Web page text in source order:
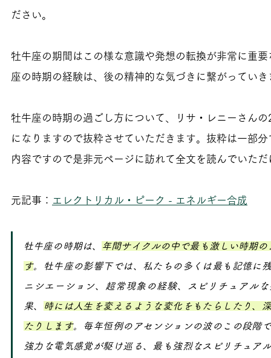
ださい。
牡牛座の期間はこの様な意識や発想の転換が非常に重
座の時期の経験は、後の精神的な気づきに繋がっていき
牡牛座の時期の過ごし方について、リサ・レニーさん
になりますので抜粋させていただきます。抜粋は一部
内容ですので是非元ページに訪れて全文を読んでいた
元記事： エレクトリカル・ピーク - エネルギー合成
牡牛座の時期は、 年間サイクルの中で最も激しい時期
す。牡牛座の影響下では、私たちの多くは最も記憶に
ニシエーション、超常現象の経験、スピリチュアル
果、 時には人生を変えるような変化をもたらしたり、
たりします。毎年恒例のアセンションの波のこの段階
強力な電気感覚が駆け巡る、最も強烈なスピリチュア